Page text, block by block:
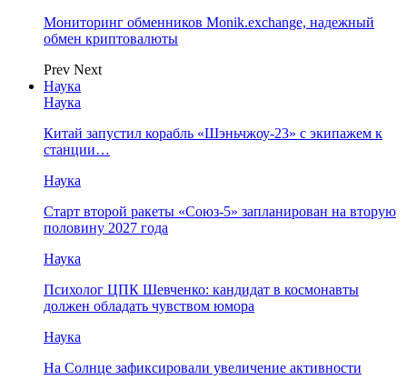
Мониторинг обменников Monik.exchange, надежный
обмен криптовалюты
Prev Next
Наука
Наука
Китай запустил корабль «Шэньчжоу-23» с экипажем к
станции…
Наука
Старт второй ракеты «Союз-5» запланирован на вторую
половину 2027 года
Наука
Психолог ЦПК Шевченко: кандидат в космонавты
должен обладать чувством юмора
Наука
На Солнце зафиксировали увеличение активности